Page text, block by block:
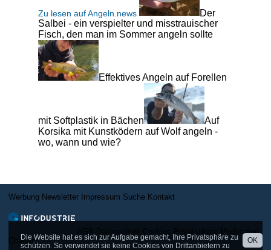
Die Website hat es sich zur Aufgabe gemacht, Ihre Privatsphäre zu
schützen. So verwendet sie keine Cookies von Drittanbietern zu
OK
Zu lesen auf Angeln.news
Der
Salbei - ein verspielter und misstrauischer
Fisch, den man im Sommer angeln sollte
Effektives Angeln auf Forellen
mit Softplastik in Bächen
Auf
Korsika mit Kunstködern auf Wolf angeln -
wo, wann und wie?
Werbung Newsletter Impressum Suche Kontakt
Moderation
Charter